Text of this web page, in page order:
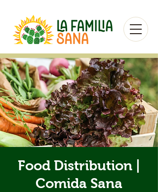
Food Distribution |
Comida Sana